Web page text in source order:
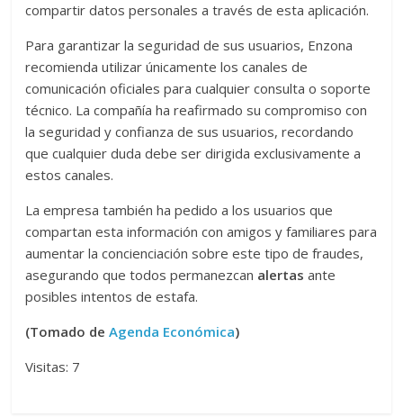
compartir datos personales a través de esta aplicación.
Para garantizar la seguridad de sus usuarios, Enzona
recomienda utilizar únicamente los canales de
comunicación oficiales para cualquier consulta o soporte
técnico. La compañía ha reafirmado su compromiso con
la seguridad y confianza de sus usuarios, recordando
que cualquier duda debe ser dirigida exclusivamente a
estos canales.
La empresa también ha pedido a los usuarios que
compartan esta información con amigos y familiares para
aumentar la concienciación sobre este tipo de fraudes,
asegurando que todos permanezcan alertas ante
posibles intentos de estafa.
(Tomado deAgenda Económica)
Visitas: 7